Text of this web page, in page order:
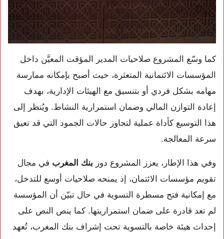
كما وسّع المشروع صلاحيات المدير المؤقت المعيَّن داخل
المؤسسات الائتمانية المتعثرة، حيث أصبح بإمكانه ممارسة
مهامه بشكل فردي أو بتنسيق مع الهيئات الإدارية، بهدف
إعادة التوازن المالي وضمان استمرارية النشاط. ويُنظر إلى
هذا التوسيع كأداة عملية لتجاوز حالات الجمود التي قد تعيق
سرعة المعالجة.
وفي هذا الإطار، يعزز المشروع دور بنك المغرب في مجال
تقويم مؤسسات الائتمان، إذ يمنحه صلاحيات أوسع للتدخل،
مع إمكانية فتح مسطرة التسوية في حال تبيّن أن المؤسسة
لم تعد قادرة على ضمان استمراريتها. كما ينص النص على
إحداث هيئة خاصة بالتسوية تحت إشراف بنك المغرب، تُعهد